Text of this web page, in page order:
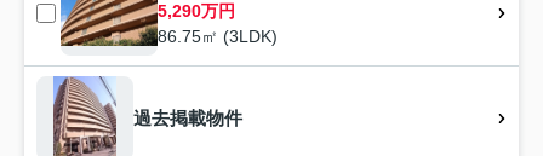
5,290万円
86.75㎡ (3LDK)
過去掲載物件